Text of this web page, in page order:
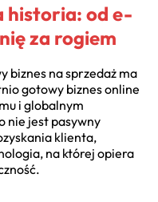
historia: od e-
za rogiem
biznes na sprzedaż ma
gotowy biznes online
i globalnym
nie jest pasywny
klienta,
na której opiera